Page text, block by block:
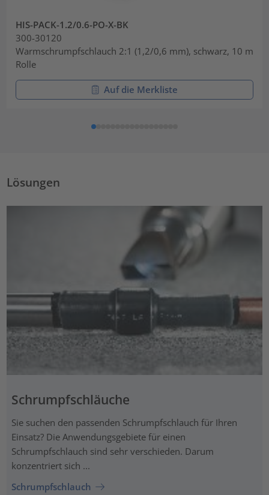
HIS-PACK-1.2/0.6-PO-X-BK
300-30120
Warmschrumpfschlauch 2:1 (1,2/0,6 mm), schwarz, 10 m
Rolle
Auf die Merkliste
Lösungen
Schrumpfschläuche
Sie suchen den passenden Schrumpfschlauch für Ihren
Einsatz? Die Anwendungsgebiete für einen
Schrumpfschlauch sind sehr verschieden. Darum
konzentriert sich ...
Schrumpfschlauch